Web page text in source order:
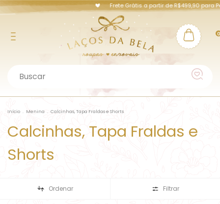
Frete Grátis a partir de R$499,90 para
Início . Menina . Calcinhas, Tapa Fraldas e Shorts
Calcinhas, Tapa Fraldas e
Shorts
Ordenar Filtrar